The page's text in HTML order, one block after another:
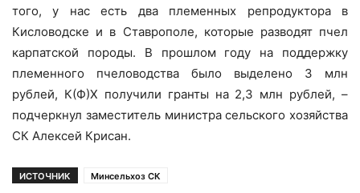
того, у нас есть два племенных репродуктора в
Кисловодске и в Ставрополе, которые разводят пчел
карпатской породы. В прошлом году на поддержку
племенного пчеловодства было выделено 3 млн
рублей, К(Ф)Х получили гранты на 2,3 млн рублей, –
подчеркнул заместитель министра сельского хозяйства
СК Алексей Крисан.
ИСТОЧНИК Минсельхоз СК